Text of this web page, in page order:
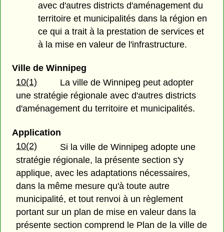
avec d'autres districts d'aménagement du
territoire et municipalités dans la région en
ce qui a trait à la prestation de services et
à la mise en valeur de l'infrastructure.
Ville de Winnipeg
10(1)
La ville de Winnipeg peut adopter
une stratégie régionale avec d'autres districts
d'aménagement du territoire et municipalités.
Application
10(2)
Si la ville de Winnipeg adopte une
stratégie régionale, la présente section s'y
applique, avec les adaptations nécessaires,
dans la même mesure qu'à toute autre
municipalité, et tout renvoi à un règlement
portant sur un plan de mise en valeur dans la
présente section comprend le Plan de la ville de